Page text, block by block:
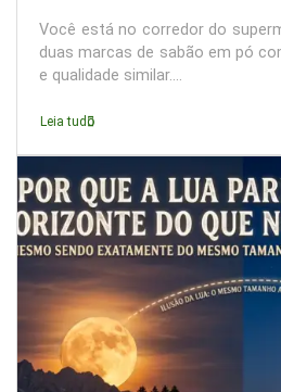
Você está no corredor do
duas marcas de sabão em pó
e qualidade similar....
Leia tudo